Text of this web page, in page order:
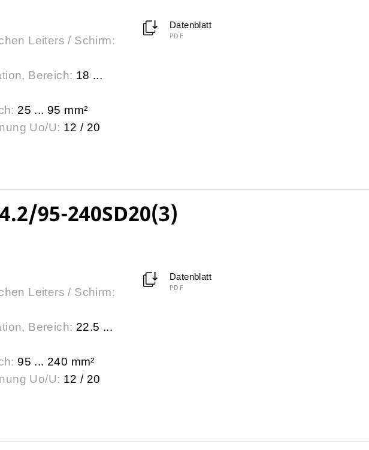
Leiters / Schirm:
Bereich: 18 ...
25 ... 95 mm²
Uo/U: 12 / 20
Datenblatt
PDF
95-240SD20(3)
Leiters / Schirm:
Bereich: 22.5 ...
95 ... 240 mm²
Uo/U: 12 / 20
Datenblatt
PDF